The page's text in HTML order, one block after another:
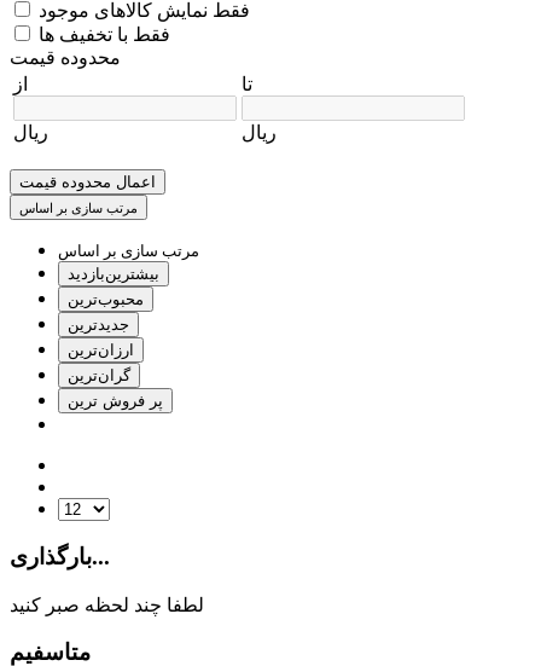
فقط نمایش کالاهای موجود
فقط با تخفیف ها
محدوده قیمت
از
ریال
تا
ریال
اعمال محدوده قیمت
مرتب سازی بر اساس
مرتب سازی بر اساس
بیشترین‌بازدید
محبوب‌ترین
جدیدترین
ارزان‌ترین
گران‌ترین
پر فروش ترین
بارگذاری...
لطفا چند لحظه صبر کنید
متاسفیم